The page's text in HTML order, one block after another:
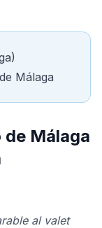
Málaga
de Málaga
al valet